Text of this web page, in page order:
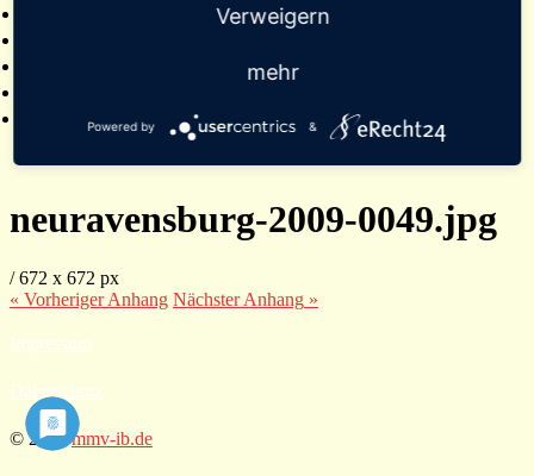
Kontakt
neuravensburg-2009-0049.jpg
/672 x 672 px
« VorherigerAnhang NächsterAnhang »
Impressum
Datenschutz
© 2026mmv-ib.de
Verweigern
mehr
Powered by &